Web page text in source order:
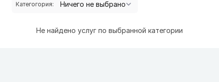
Категогория:
Не найдено услуг по выбранной категории